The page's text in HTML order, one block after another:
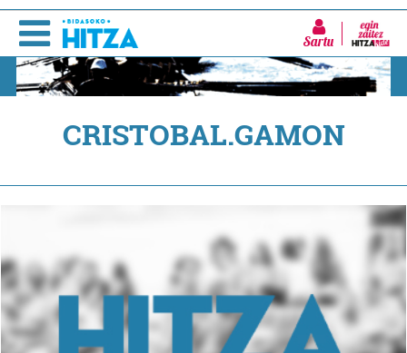
Sartu
CRISTOBAL.GAMON